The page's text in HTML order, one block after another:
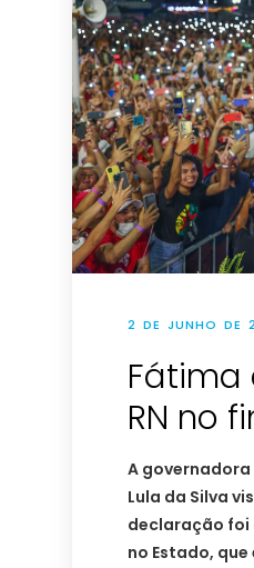
2 DE JUNHO DE
Fátima
RN no
A
Lula da Silva
declaração foi
no Estado,